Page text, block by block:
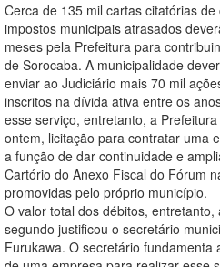
Cerca de 135 mil cartas citatórias
impostos municipais atrasados
meses pela Prefeitura para
de Sorocaba. A municipalidade
enviar ao Judiciário mais 70 mil
inscritos na dívida ativa entre os
esse serviço, entretanto, a
ontem, licitação para contratar uma
a função de dar continuidade e
Cartório do Anexo Fiscal do Fórum
promovidas pelo próprio município.
O valor total dos débitos,
segundo justificou o secretário
Furukawa. O secretário fundamenta